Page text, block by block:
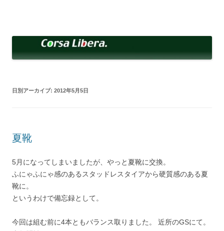
へ
ッ
日別アーカイブ: 2012年5月5日
夏靴
5月になってしまいましたが、やっと夏靴に交換。
ふにゃふにゃ感のあるスタッドレスタイアから硬質感のある夏
靴に。
というわけで備忘録として。
今回は組む前に4本ともバランス取りました。 近所のGSにて。